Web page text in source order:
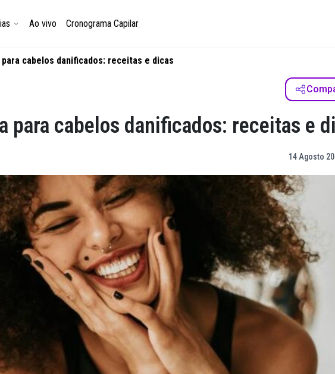
Ao vivo Cronograma Capilar
cabelos danificados: receitas e dicas
para cabelos danificados: receitas e
14 Agosto